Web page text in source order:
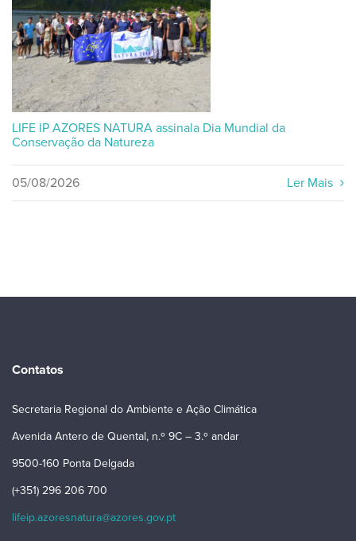
LIFE IP AZORES NATURA assinala Dia Mundial da
Conservação da Natureza
05/08/2026 Ler Mais
Contatos
Secretaria Regional do Ambiente e Ação Climática
Avenida Antero de Quental, n.º 9C – 3.º andar
9500-160 Ponta Delgada
(+351) 296 206 700
lifeip.azoresnatura@azores.gov.pt